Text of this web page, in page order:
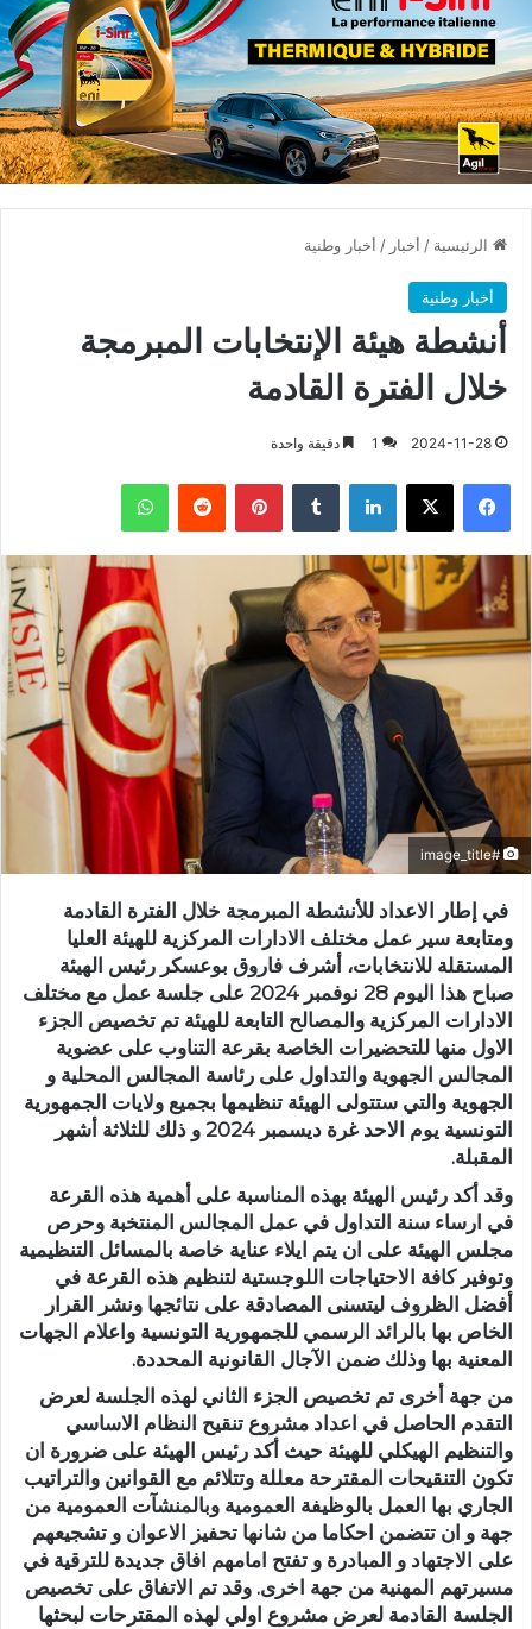
الرئيسية / أخبار / أخبار وطنية
أخبار وطنية
أنشطة هيئة الإنتخابات المبرمجة
خلال الفترة القادمة
2024-11-28
1 دقيقة واحدة
فيسبوك X لينكدإن بينتيريست واتساب
#image_title
في إطار الاعداد للأنشطة المبرمجة خلال الفترة القادمة
ومتابعة سير عمل مختلف الادارات المركزية للهيئة العليا
المستقلة للانتخابات، أشرف فاروق بوعسكر رئيس الهيئة
صباح هذا اليوم 28 نوفمبر 2024 على جلسة عمل مع مختلف
الادارات المركزية والمصالح التابعة للهيئة تم تخصيص الجزء
الاول منها للتحضيرات الخاصة بقرعة التناوب على عضوية
المجالس الجهوية والتداول على رئاسة المجالس المحلية و
الجهوية والتي ستتولى الهيئة تنظيمها بجميع ولايات الجمهورية
التونسية يوم الاحد غرة ديسمبر 2024 و ذلك للثلاثة أشهر
المقبلة.
وقد أكد رئيس الهيئة بهذه المناسبة على أهمية هذه القرعة
في ارساء سنة التداول في عمل المجالس المنتخبة وحرص
مجلس الهيئة على ان يتم ايلاء عناية خاصة بالمسائل التنظيمية
وتوفير كافة الاحتياجات اللوجستية لتنظيم هذه القرعة في
أفضل الظروف ليتسنى المصادقة على نتائجها ونشر القرار
الخاص بها بالرائد الرسمي للجمهورية التونسية واعلام الجهات
المعنية بها وذلك ضمن الآجال القانونية المحددة.
من جهة أخرى تم تخصيص الجزء الثاني لهذه الجلسة لعرض
التقدم الحاصل في اعداد مشروع تنقيح النظام الاساسي
والتنظيم الهيكلي للهيئة حيث أكد رئيس الهيئة على ضرورة ان
تكون التنقيحات المقترحة معللة وتتلائم مع القوانين والتراتيب
الجاري بها العمل بالوظيفة العمومية وبالمنشآت العمومية من
جهة و ان تتضمن احكاما من شانها تحفيز الاعوان و تشجيعهم
على الاجتهاد و المبادرة و تفتح امامهم افاق جديدة للترقية في
مسيرتهم المهنية من جهة اخرى. وقد تم الاتفاق على تخصيص
الجلسة القادمة لعرض مشروع اولي لهذه المقترحات لبحثها